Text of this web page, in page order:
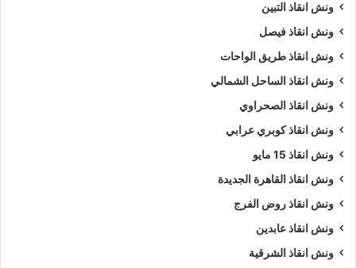
ونش انقاذ التبين
ونش انقاذ فيصل
ونش انقاذ طريق الواحات
ونش انقاذ الساحل الشمالي
ونش انقاذ الصحراوي
ونش انقاذ كوبري عرابي
ونش انقاذ 15 مايو
ونش انقاذ القاهرة الجديدة
ونش انقاذ روض الفرج
ونش انقاذ عابدين
ونش انقاذ الشرقية